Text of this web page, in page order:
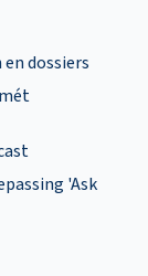
dossiers
'Ask